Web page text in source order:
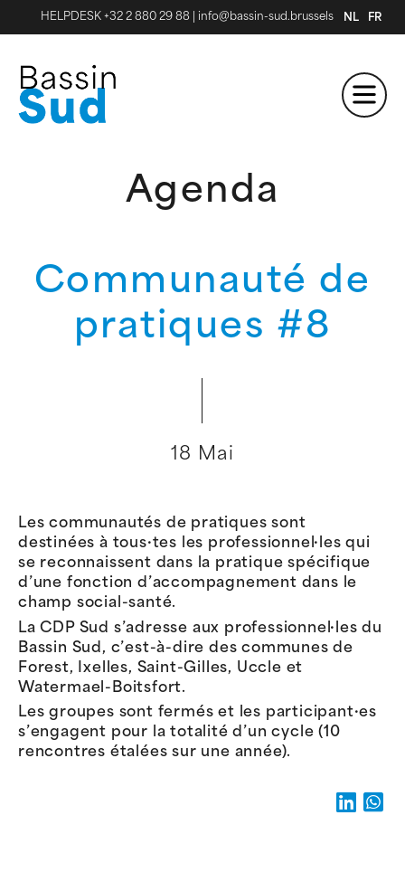
HELPDESK +32 2 880 29 88 info@bassin-sud.brussels NL FR
Agenda
Communauté de
pratiques #8
18 Mai
Les communautés de pratiques sont
destinées à tous·tes les professionnel·les qui
se reconnaissent dans la pratique spécifique
d’une fonction d’accompagnement dans le
champ social-santé.
La CDP Sud s’adresse aux professionnel·les du
Bassin Sud, c’est-à-dire des communes de
Forest, Ixelles, Saint-Gilles, Uccle et
Watermael-Boitsfort.
Les groupes sont fermés et les participant·es
s’engagent pour la totalité d’un cycle (10
rencontres étalées sur une année).